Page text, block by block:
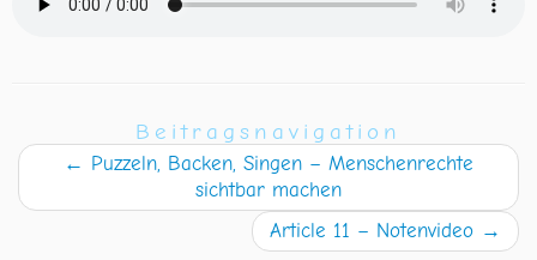
Beitragsnavigation
← Puzzeln, Backen, Singen – Menschenrechte
sichtbar machen
Article 11 – Notenvideo →